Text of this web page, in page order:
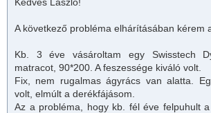
A következő probléma elhárításában kérem
Kb. 3 éve vásároltam egy Swisstech
matracot, 90*200. A feszessége kiváló volt.
Fix, nem rugalmas ágyrács van alatta.
volt, elmúlt a derékfájásom.
Az a probléma, hogy kb. fél éve felpuhult